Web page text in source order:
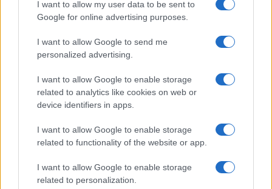
I want to allow my user data to be sent to
Google for online advertising purposes.
I want to allow Google to send me
personalized advertising.
I want to allow Google to enable storage
related to analytics like cookies on web or
device identifiers in apps.
I want to allow Google to enable storage
related to functionality of the website or app.
I want to allow Google to enable storage
related to personalization.
La scadenza delle indagini fissata per il prossimo
28 settembre. Poi il probabile processo ad
Andrea Sempio
7 Agosto 2026, 15:15
1.4k